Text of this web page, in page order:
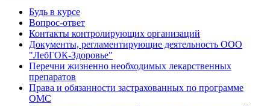
Будь в курсе
Вопрос-ответ
Контакты контролирующих организаций
Документы, регламентирующие деятельность ООО
"ЛебГОК-Здоровье"
Перечни жизненно необходимых лекарственных
препаратов
Права и обязанности застрахованных по программе
ОМС